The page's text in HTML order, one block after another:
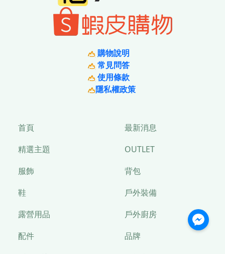
購物說明
常見問答
使用條款
隱私權政策
首頁
最新消息
精選主題
OUTLET
服飾
背包
鞋
戶外裝備
露營用品
戶外廚房
配件
品牌